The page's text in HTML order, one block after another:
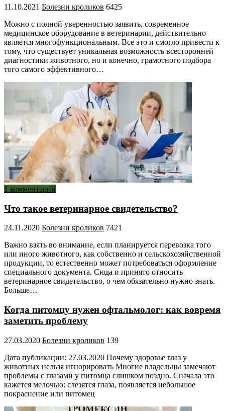
11.10.2021 Болезни кроликов 6425
Можно с полной уверенностью заявить, современное
медицинское оборудование в ветеринарии, действительно
является многофункциональным. Все это и смогло привести к
тому, что существует уникальная возможность всесторонней
диагностики животного, но и конечно, грамотного подбора
того самого эффективного…
1 комментарий
Что такое ветеринарное свидетельство?
24.11.2020 Болезни кроликов 7421
Важно взять во внимание, если планируется перевозка того
или иного животного, как собственно и сельскохозяйственной
продукции, то естественно может потребоваться оформление
специального документа. Сюда и принято относить
ветеринарное свидетельство, о чем обязательно нужно знать.
Больше…
Когда питомцу нужен офтальмолог: как вовремя
заметить проблему
27.03.2020 Болезни кроликов 139
Дата публикации: 27.03.2020 Почему здоровье глаз у
животных нельзя игнорировать Многие владельцы замечают
проблемы с глазами у питомца слишком поздно. Сначала это
кажется мелочью: слезятся глаза, появляется небольшое
покраснение или питомец